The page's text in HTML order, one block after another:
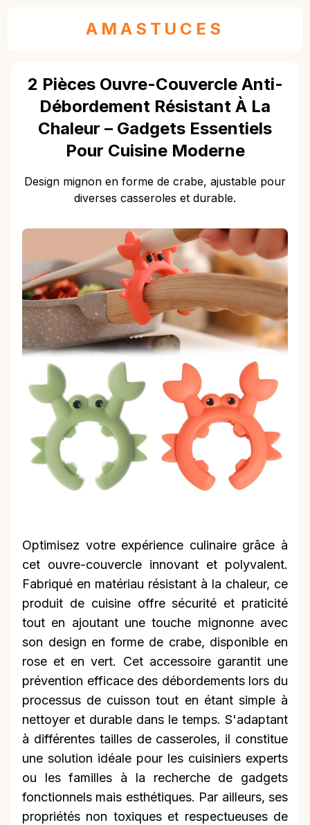
AMASTUCES
2 Pièces Ouvre-Couvercle Anti-
Débordement Résistant À La
Chaleur – Gadgets Essentiels
Pour Cuisine Moderne
Design mignon en forme de crabe, ajustable pour
diverses casseroles et durable.
Optimisez votre expérience culinaire grâce à
cet ouvre-couvercle innovant et polyvalent.
Fabriqué en matériau résistant à la chaleur, ce
produit de cuisine offre sécurité et praticité
tout en ajoutant une touche mignonne avec
son design en forme de crabe, disponible en
rose et en vert. Cet accessoire garantit une
prévention efficace des débordements lors du
processus de cuisson tout en étant simple à
nettoyer et durable dans le temps. S'adaptant
à différentes tailles de casseroles, il constitue
une solution idéale pour les cuisiniers experts
ou les familles à la recherche de gadgets
fonctionnels mais esthétiques. Par ailleurs, ses
propriétés non toxiques et respectueuses de